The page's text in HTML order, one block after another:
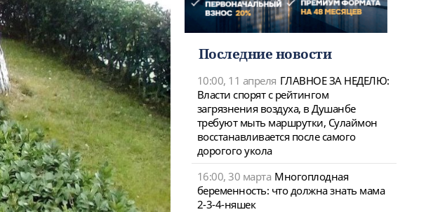
Последние новости
10:00, 11 апреля ГЛАВНОЕ ЗА НЕДЕЛЮ:
Власти спорят с рейтингом
загрязнения воздуха, в Душанбе
требуют мыть маршрутки, Сулаймон
восстанавливается после самого
дорогого укола
16:00, 30 марта Многоплодная
беременность: что должна знать мама
2-3-4-няшек